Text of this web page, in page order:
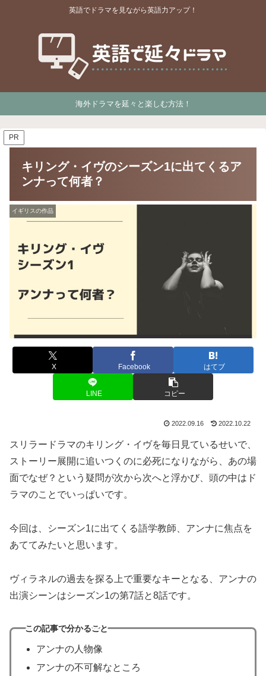
英語でドラマを見ながら英語力アップ！
海外ドラマを延々と楽しむ方法！
PR
キリング・イヴのシーズン1に出てくるア
ンナって何者？
イギリスの作品
X Facebook はてブ
LINE コピー
2022.09.16 2022.10.22
スリラードラマのキリング・イヴを毎日見ているせいで、
ストーリー展開に追いつくのに必死になりながら、あの場
面でなぜ？という疑問が次から次へと浮かび、頭の中はド
ラマのことでいっぱいです。
今回は、シーズン1に出てくる語学教師、アンナに焦点を
あててみたいと思います。
ヴィラネルの過去を探る上で重要なキーとなる、アンナの
出演シーンはシーズン1の第7話と8話です。
この記事で分かること
アンナの人物像
アンナの不可解なところ